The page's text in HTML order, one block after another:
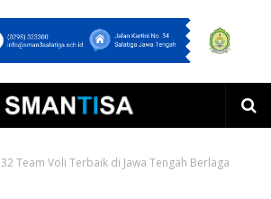
32 Team Voli Terbaik di Jawa Tengah Berlaga